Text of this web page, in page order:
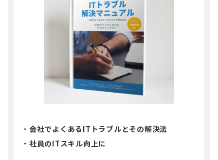
会社でよくあるITトラブルとその解決法
社員のITスキル向上に